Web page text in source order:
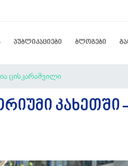
პუბლიკაციები ბლოგები
ცისკარაშვილი
ᲙᲐᲮᲔᲗᲨᲘ